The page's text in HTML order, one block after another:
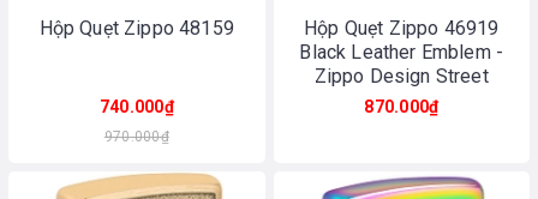
Hộp Quẹt Zippo 48159
740.000₫
970.000₫
Hộp Quẹt Zippo 46919
Black Leather Emblem -
Zippo Design Street
Chrome
870.000₫